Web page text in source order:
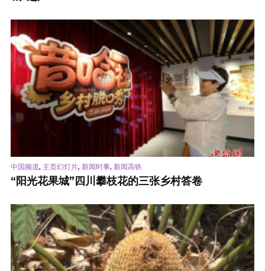
中国频道, 主页幻灯片, 新闻时事, 新闻高铁
“阳光花果城”四川攀枝花的三张乡村答卷